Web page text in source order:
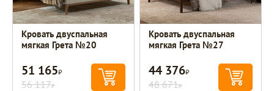
Кровать двуспальная
мягкая Грета №20
51 165Р
56 117Р
Кровать двуспальная
мягкая Грета №27
44 376Р
48 671Р